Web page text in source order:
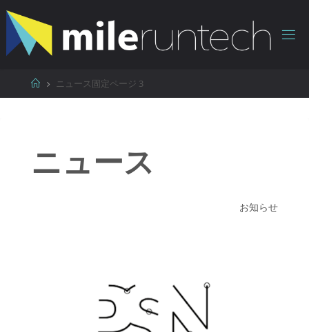
コ
ン
ホ
ー
ニュース固定ページ 3
ニュース
お知らせ